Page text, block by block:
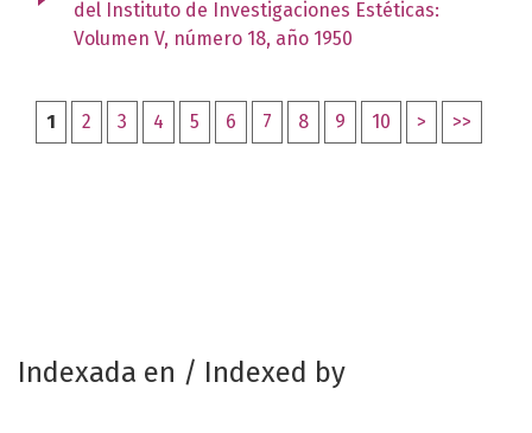
del Instituto de Investigaciones Estéticas:
Volumen V, número 18, año 1950
1 2 3 4 5 6 7 8 9 10 > >>
Indexada en / Indexed by